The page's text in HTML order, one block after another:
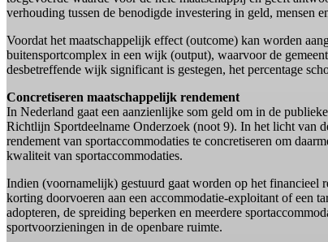
verhouding tussen de benodigde investering in geld, mensen
Voordat het maatschappelijk effect (outcome) kan worden
buitensportcomplex in een wijk (output), waarvoor de
desbetreffende wijk significant is gestegen, het percentage
Concretiseren maatschappelijk rendement
In Nederland gaat een aanzienlijke som geld om in de
Richtlijn Sportdeelname Onderzoek (noot 9). In het licht van
rendement van sportaccommodaties te concretiseren om
kwaliteit van sportaccommodaties.
Indien (voornamelijk) gestuurd gaat worden op het financieel
korting doorvoeren aan een accommodatie-exploitant of een
adopteren, de spreiding beperken en meerdere
sportvoorzieningen in de openbare ruimte.